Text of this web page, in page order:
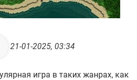
21-01-2025, 03:34
игра в таких жанрах, как